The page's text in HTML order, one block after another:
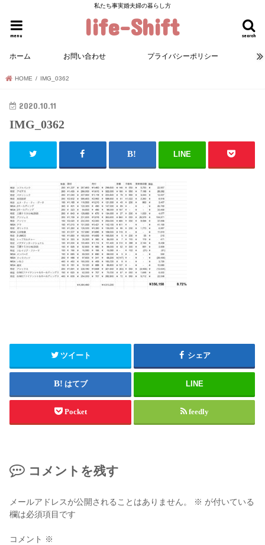
私たち事実婚夫婦の暮らし方
life-Shift search
menu
ホーム お問い合わせ プライバシーポリシー
HOME IMG_0362
2020.10.11
IMG_0362
LINE
ツイート シェア
はてブ LINE
Pocket feedly
コメントを残す
メールアドレスが公開されることはありません。 ※ が付いている
欄は必須項目です
コメント ※